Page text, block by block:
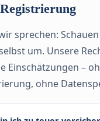
spre­chen: Schauen
um. Unsere
Einschätzungen –
ohne